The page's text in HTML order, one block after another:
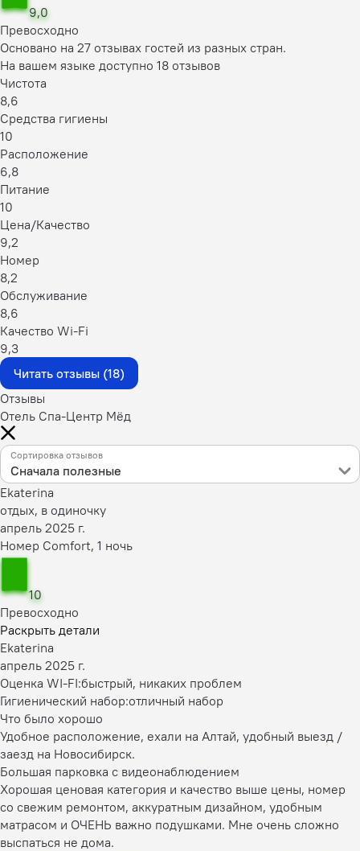
9,0
Превосходно
Основано на 27 отзывах гостей из разных стран.
На вашем языке доступно 18 отзывов
Чистота
8,6
Средства гигиены
10
Расположение
6,8
Питание
10
Цена/Качество
9,2
Номер
8,2
Обслуживание
8,6
Качество Wi-Fi
9,3
Читать отзывы (18)
Отзывы
Отель Спа-Центр Мёд
Сортировка отзывов
Сначала полезные
Ekaterina
отдых, в одиночку
апрель 2025 г.
Номер Comfort, 1 ночь
10
Превосходно
Раскрыть детали
Ekaterina
апрель 2025 г.
Оценка WI-FI:быстрый, никаких проблем
Гигиенический набор:отличный набор
Что было хорошо
Удобное расположение, ехали на Алтай, удобный выезд /
заезд на Новосибирск.
Большая парковка с видеонаблюдением
Хорошая ценовая категория и качество выше цены, номер
со свежим ремонтом, аккуратным дизайном, удобным
матрасом и ОЧЕНЬ важно подушками. Мне очень сложно
выспаться не дома.